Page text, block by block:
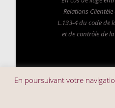
Relations
L.133-4 du code de
et de contrôle de
En poursuivant votre